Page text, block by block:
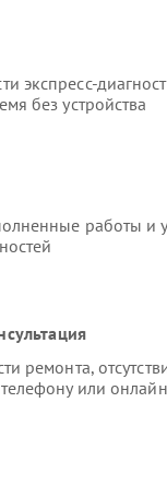
экспресс-
без устройства
работы и
ремонта,
или